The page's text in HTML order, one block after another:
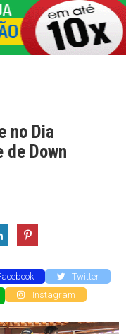
no Dia
de Down
Twitter
Instagram